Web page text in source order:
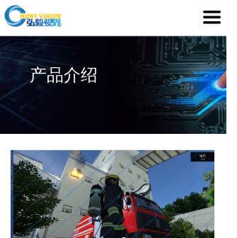
끀
首页
产品介绍
行业应用
媒体中心
客户案例
关于我们
产品介绍